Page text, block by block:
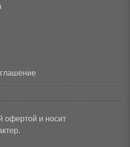
офертой и носит